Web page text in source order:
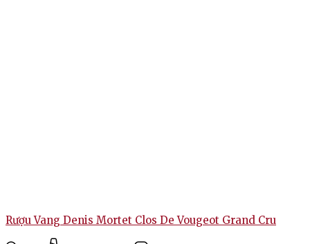
Rượu Vang Denis Mortet Clos De Vougeot Grand Cru